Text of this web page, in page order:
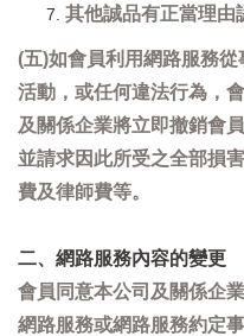
其他誠品有正當理由
(五)如會員利用網路服務
活動，或任何違法行為，
及關係企業將立即撤銷會
並請求因此所受之全部損
費及律師費等。
二、網路服務內容的變更
會員同意本公司及關係企
網路服務或網路服務約定